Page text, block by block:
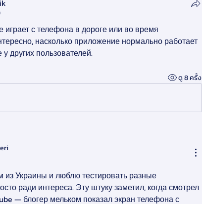
играет с телефона в дороге или во время
насколько приложение нормально работает
других пользователей.
ดู 8 ครั้ง
из Украины и люблю тестировать разные
ради интереса. Эту штуку заметил, когда смотрел
— блогер мельком показал экран телефона с